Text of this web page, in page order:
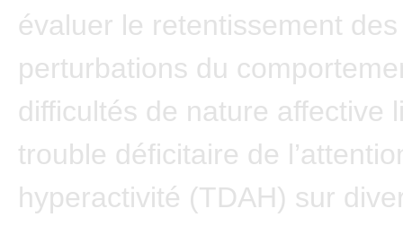
évaluer le retentissement des
perturbations du
difficultés de nature affective
trouble déficitaire de
hyperactivité (TDAH) sur